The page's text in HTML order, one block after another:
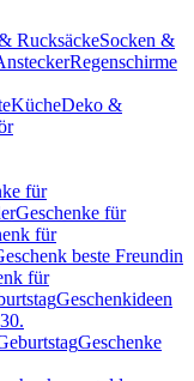
RucksäckeSocken &
Regenschirme
KücheDeko &
für
Geschenke für
für
beste Freundin
für
Geschenkideen
Geschenke